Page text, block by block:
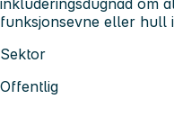
funksjonsevne eller hull
Sektor
Offentlig